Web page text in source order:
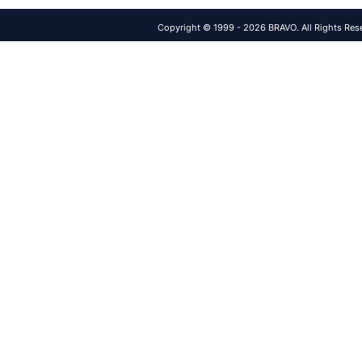
Copyright © 1999 - 2026 BRAVO. All Rights